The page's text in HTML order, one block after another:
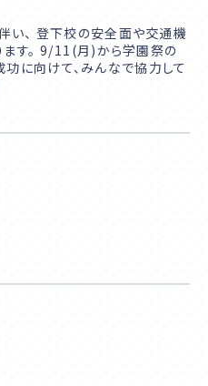
、 登下校の安全面や交通機
す。 9/11(月)から学園祭の
に向けて、みんなで協力して